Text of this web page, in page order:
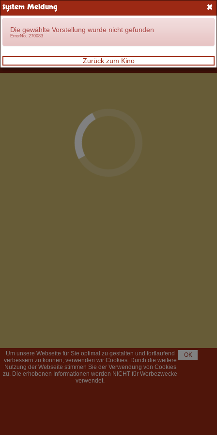
Anmelden
Um unsere Webseite für Sie optimal zu gestalten und fortlaufend
verbessern zu können, verwenden wir Cookies. Durch die weitere
Nutzung der Webseite stimmen Sie der Verwendung von Cookies
zu. Die erhobenen Informationen werden NICHT für Werbezwecke
verwendet.
OK
×
System Meldung
Die gewählte Vorstellung wurde nicht gefunden
ErrorNo. 270083
Zurück zum Kino